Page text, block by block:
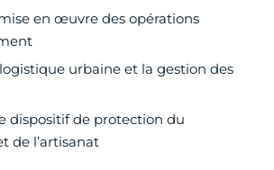
en œuvre des opérations
urbaine et la gestion des
dispositif de protection du
de l’artisanat